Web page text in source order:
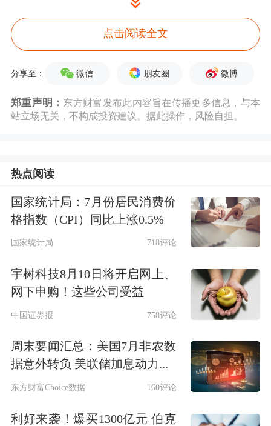
图片来源：DART
同日早间，三星电子披露2026年第二季
度初步业绩，营业利润为89.4万亿韩
元，同比增长约1810%，超出市场预
期。不过，业绩利好并未带动股价上
7%，报收29.6万韩元/股。
劳资协议落地
公告显示，此次库存股划转对象为三星
电子DX（消费电子）部门及CSS事业团
队的49345名员工，目的是兑现2026年
成果奖劳资协议中的股票薪酬安排。
根据公告，相关股份将于7月8日从公司
库存股账户直接划入员工个人证券账
点击阅读全文
分享至： 微信 朋友圈 微博
郑重声明： 东方财富发布此内容旨在传播更多信息，与本
站立场无关，不构成投资建议。据此操作，风险自担。
热点阅读
国家统计局：7月份居民消费价
格指数（CPI）同比上涨0.5%
国家统计局 718评论
宇树科技8月10日将开启网上、
网下申购！这些公司受益
中国证券报 758评论
周末要闻汇总：美国7月非农数
据意外转负 美联储加息动力...
东方财富Choice数据 160评论
利好来袭！爆买1300亿元 伯克